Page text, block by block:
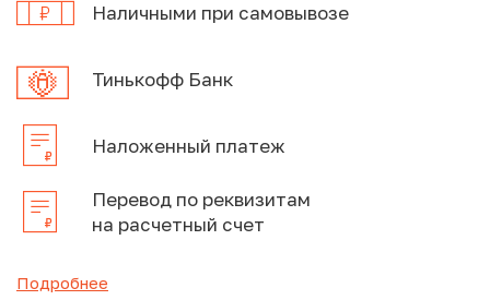
Наличными при самовывозе
Тинькофф Банк
Наложенный платеж
Перевод по реквизитам
на расчетный счет
Подробнее